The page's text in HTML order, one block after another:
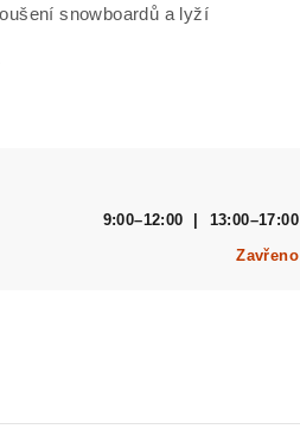
snowboardů a lyží
9:00–12:00 | 13:00–17:00
Zavřeno